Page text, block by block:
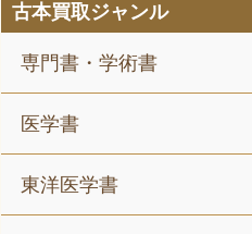
古本買取ジャンル
専門書・学術書
医学書
東洋医学書